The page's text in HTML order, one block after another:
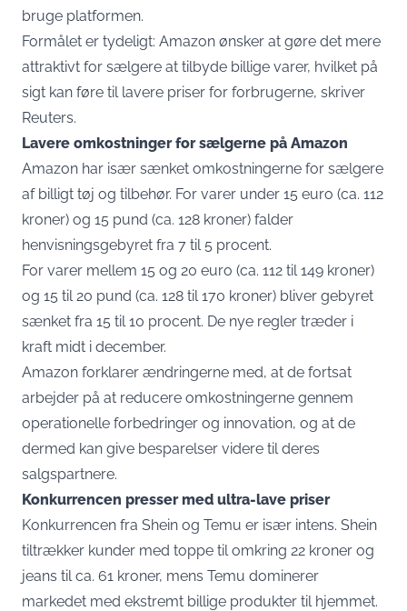
bruge platformen.
Formålet er tydeligt: Amazon ønsker at gøre det mere
attraktivt for sælgere at tilbyde billige varer, hvilket på
sigt kan føre til lavere priser for forbrugerne, skriver
Reuters.
Lavere omkostninger for sælgerne på Amazon
Amazon har især sænket omkostningerne for sælgere
af billigt tøj og tilbehør. For varer under 15 euro (ca. 112
kroner) og 15 pund (ca. 128 kroner) falder
henvisningsgebyret fra 7 til 5 procent.
For varer mellem 15 og 20 euro (ca. 112 til 149 kroner)
og 15 til 20 pund (ca. 128 til 170 kroner) bliver gebyret
sænket fra 15 til 10 procent. De nye regler træder i
kraft midt i december.
Amazon forklarer ændringerne med, at de fortsat
arbejder på at reducere omkostningerne gennem
operationelle forbedringer og innovation, og at de
dermed kan give besparelser videre til deres
salgspartnere.
Konkurrencen presser med ultra-lave priser
Konkurrencen fra Shein og Temu er især intens. Shein
tiltrækker kunder med toppe til omkring 22 kroner og
jeans til ca. 61 kroner, mens Temu dominerer
markedet med ekstremt billige produkter til hjemmet.